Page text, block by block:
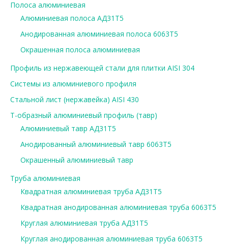
Полоса алюминиевая
Алюминиевая полоса АД31Т5
Анодированная алюминиевая полоса 6063Т5
Окрашенная полоса алюминиевая
Профиль из нержавеющей стали для плитки AISI 304
Системы из алюминиевого профиля
Стальной лист (нержавейка) AISI 430
Т-образный алюминиевый профиль (тавр)
Алюминиевый тавр АД31Т5
Анодированный алюминиевый тавр 6063Т5
Окрашенный алюминиевый тавр
Труба алюминиевая
Квадратная алюминиевая труба АД31Т5
Квадратная анодированная алюминиевая труба 6063Т5
Круглая алюминиевая труба АД31Т5
Круглая анодированная алюминиевая труба 6063Т5